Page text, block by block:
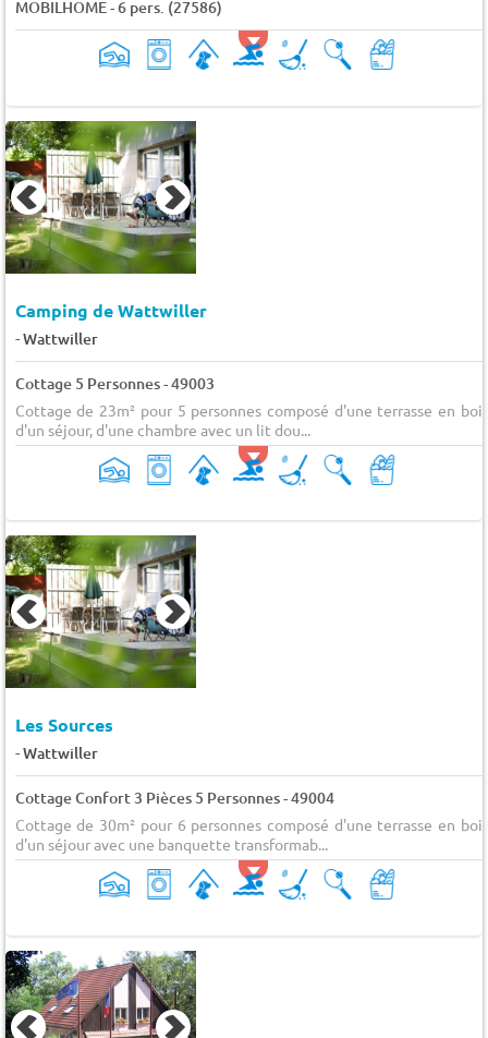
MOBILHOME - 6 pers. (27586)
Camping de Wattwiller
-Wattwiller
Cottage 5 Personnes - 49003
Cottage de 23m² pour 5 personnes composé d'une terrasse en
d'un séjour, d'une chambre avec un lit dou...
Les Sources
-Wattwiller
Cottage Confort 3 Pièces 5 Personnes - 49004
Cottage de 30m² pour 6 personnes composé d'une terrasse en
d'un séjour avec une banquette transformab...